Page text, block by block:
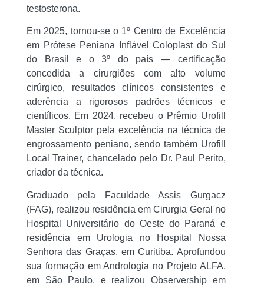
testosterona.
Em 2025, tornou-se o 1º Centro de Excelência
em Prótese Peniana Inflável Coloplast do Sul
do Brasil e o 3º do país — certificação
concedida a cirurgiões com alto volume
cirúrgico, resultados clínicos consistentes e
aderência a rigorosos padrões técnicos e
científicos. Em 2024, recebeu o Prêmio Urofill
Master Sculptor pela excelência na técnica de
engrossamento peniano, sendo também Urofill
Local Trainer, chancelado pelo Dr. Paul Perito,
criador da técnica.
Graduado pela Faculdade Assis Gurgacz
(FAG), realizou residência em Cirurgia Geral no
Hospital Universitário do Oeste do Paraná e
residência em Urologia no Hospital Nossa
Senhora das Graças, em Curitiba. Aprofundou
sua formação em Andrologia no Projeto ALFA,
em São Paulo, e realizou Observership em